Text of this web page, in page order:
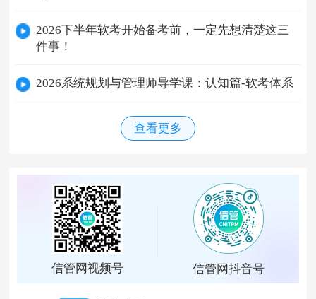
2026下半年软考开始备考前，一定先想清楚这三
件事！
2026系统规划与管理师导学课：认知篇-软考体系
查看更多
信管网视频号 信管网抖音号